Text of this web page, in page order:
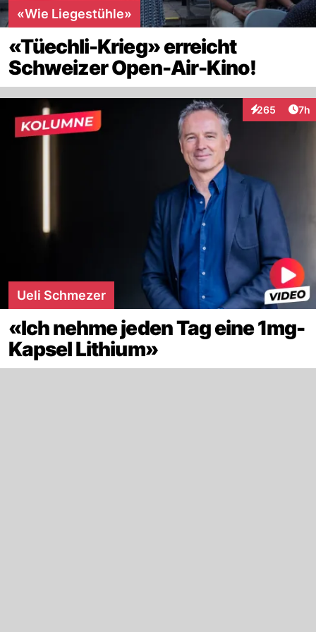
«Wie Liegestühle»
«Tüechli-Krieg» erreicht
Schweizer Open-Air-Kino!
265
Interaktionen
7h
Ueli Schmezer
«Ich nehme jeden Tag eine 1mg-
Kapsel Lithium»